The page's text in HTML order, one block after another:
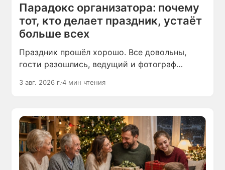
Парадокс организатора: почему
тот, кто делает праздник, устаёт
больше всех
Праздник прошёл хорошо. Все довольны,
гости разошлись, ведущий и фотограф
это организовал, сидит в опустевшей
3 авг. 2026 г.4 мин чтения